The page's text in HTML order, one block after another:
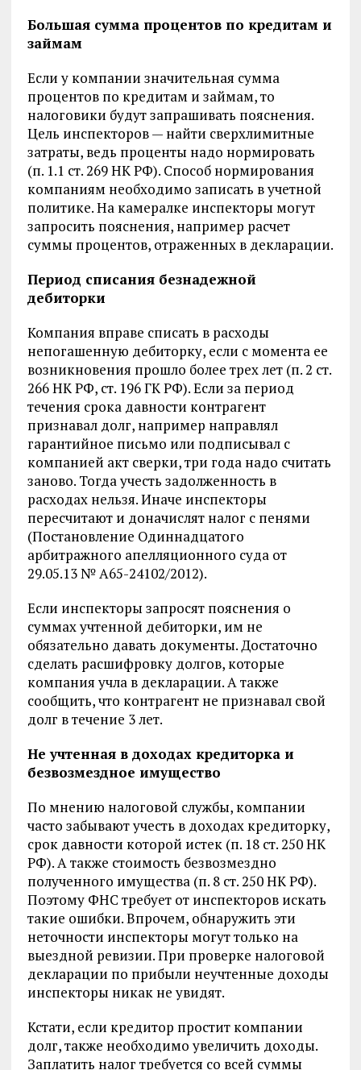
Большая сумма процентов по кредитам и
займам
Если у компании значительная сумма
процентов по кредитам и займам, то
налоговики будут запрашивать пояснения.
Цель инспекторов — найти сверхлимитные
затраты, ведь проценты надо нормировать
(п. 1.1 ст. 269 НК РФ). Способ нормирования
компаниям необходимо записать в учетной
политике. На камералке инспекторы могут
запросить пояснения, например расчет
суммы процентов, отраженных в декларации.
Период списания безнадежной
дебиторки
Компания вправе списать в расходы
непогашенную дебиторку, если с момента ее
возникновения прошло более трех лет (п. 2 ст.
266 НК РФ, ст. 196 ГК РФ). Если за период
течения срока давности контрагент
признавал долг, например направлял
гарантийное письмо или подписывал с
компанией акт сверки, три года надо считать
заново. Тогда учесть задолженность в
расходах нельзя. Иначе инспекторы
пересчитают и доначислят налог с пенями
(Постановление Одиннадцатого
арбитражного апелляционного суда от
29.05.13 № А65-24102/2012).
Если инспекторы запросят пояснения о
суммах учтенной дебиторки, им не
обязательно давать документы. Достаточно
сделать расшифровку долгов, которые
компания учла в декларации. А также
сообщить, что контрагент не признавал свой
долг в течение 3 лет.
Не учтенная в доходах кредиторка и
безвозмездное имущество
По мнению налоговой службы, компании
часто забывают учесть в доходах кредиторку,
срок давности которой истек (п. 18 ст. 250 НК
РФ). А также стоимость безвозмездно
полученного имущества (п. 8 ст. 250 НК РФ).
Поэтому ФНС требует от инспекторов искать
такие ошибки. Впрочем, обнаружить эти
неточности инспекторы могут только на
выездной ревизии. При проверке налоговой
декларации по прибыли неучтенные доходы
инспекторы никак не увидят.
Кстати, если кредитор простит компании
долг, также необходимо увеличить доходы.
Заплатить налог требуется со всей суммы